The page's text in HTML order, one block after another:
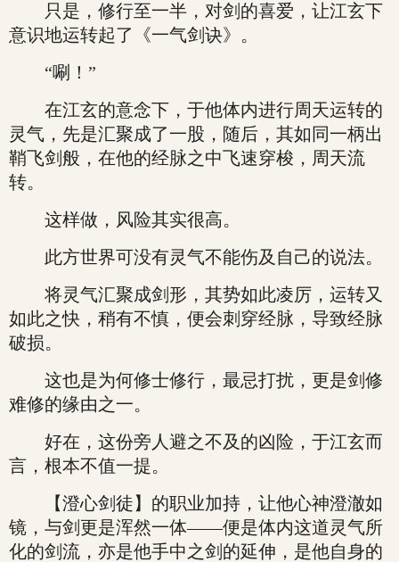
只是，修行至一半，对剑的喜爱，让江玄下
意识地运转起了《一气剑诀》。
“唰！”
在江玄的意念下，于他体内进行周天运转的
灵气，先是汇聚成了一股，随后，其如同一柄出
鞘飞剑般，在他的经脉之中飞速穿梭，周天流
转。
这样做，风险其实很高。
此方世界可没有灵气不能伤及自己的说法。
将灵气汇聚成剑形，其势如此凌厉，运转又
如此之快，稍有不慎，便会刺穿经脉，导致经脉
破损。
这也是为何修士修行，最忌打扰，更是剑修
难修的缘由之一。
好在，这份旁人避之不及的凶险，于江玄而
言，根本不值一提。
【澄心剑徒】的职业加持，让他心神澄澈如
镜，与剑更是浑然一体——便是体内这道灵气所
化的剑流，亦是他手中之剑的延伸，是他自身的